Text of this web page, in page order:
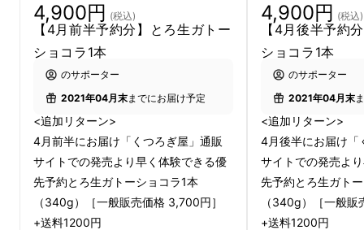
かけ、《300本を超える試作》
を繰り返してひ
極上の味
を追求してきたこのショコラ
…………………………………………………………………
…………………………………
一口食べた瞬間、はっと目を見開く程の衝撃を
受け、もう一口、二口と止まらなくなる禁断の
ショコラです。全細胞がとろけるような口どけ
4,900円 (税込)
【4月前半予約分】とろ生ガトー
ショコラ1本
のサポーター
2021年04月末までにお届け予定
<追加リターン>
4月前半にお届け「くつろぎ屋」通販
サイトでの発売より早く体験できる優
先予約とろ生ガトーショコラ1本
（340g）［一般販売価格 3,700円］
+送料1200円
4,900円 (税込)
【4月後半予約
ショコラ1本
のサポーター
2021年04月末
<追加リターン>
4月後半にお届け「
サイトでの発売よ
先予約とろ生ガト
（340g）［一般
+送料1200円